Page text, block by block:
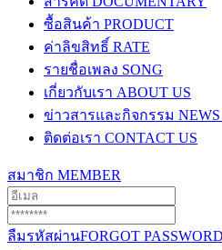
ซื้อสินค้า PRODUCT
ค่าลิขสิทธิ์ RATE
รายชื่อเพลง SONG
เกี่ยวกับเรา ABOUT US
ข่าวสารและกิจกรรม
ติดต่อเรา CONTACT US
สมาชิก MEMBER
ลืมรหัสผ่านFORGOT PASSWORD